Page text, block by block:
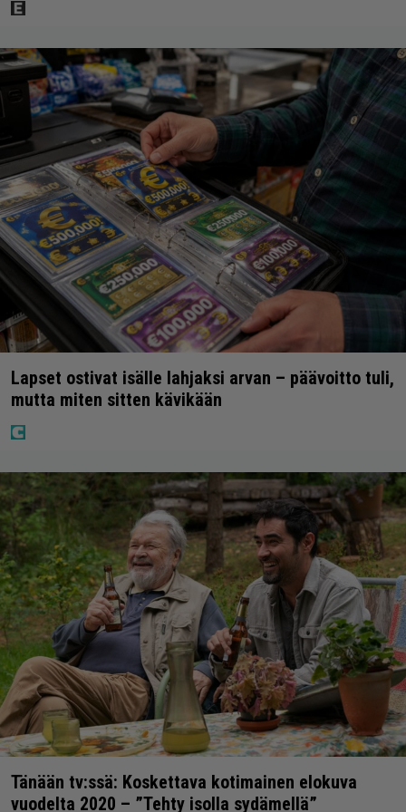
Lapset ostivat isälle lahjaksi arvan – päävoitto tuli,
mutta miten sitten kävikään
Tänään tv:ssä: Koskettava kotimainen elokuva
vuodelta 2020 – ”Tehty isolla sydämellä”